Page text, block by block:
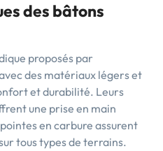
des bâtons
proposés par
des matériaux légers et
et durabilité. Leurs
une prise en main
en carbure assurent
tous types de terrains.